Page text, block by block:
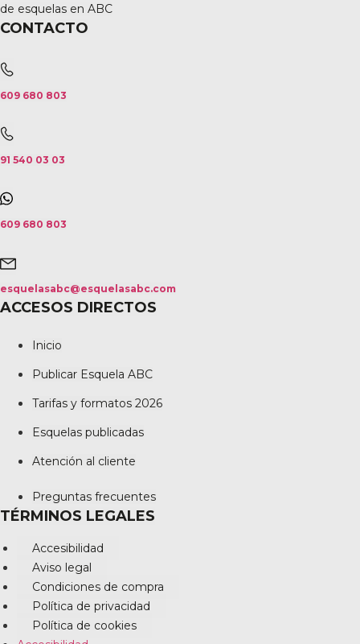
de esquelas en ABC
CONTACTO
609 680 803
91 540 03 03
609 680 803
esquelasabc@esquelasabc.com
ACCESOS DIRECTOS
Inicio
Publicar Esquela ABC
Tarifas y formatos 2026
Esquelas publicadas
Atención al cliente
Preguntas frecuentes
TÉRMINOS LEGALES
Accesibilidad
Aviso legal
Condiciones de compra
Política de privacidad
Política de cookies